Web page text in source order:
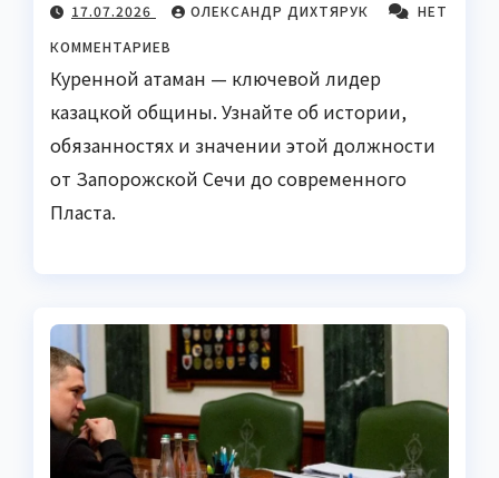
17.07.2026 ОЛЕКСАНДР ДИХТЯРУК
НЕТ
КОММЕНТАРИЕВ
Куренной атаман — ключевой лидер
казацкой общины. Узнайте об истории,
обязанностях и значении этой должности
от Запорожской Сечи до современного
Пласта.